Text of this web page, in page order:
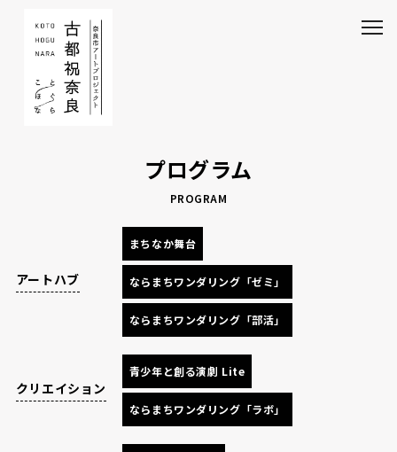
プログラム
PROGRAM
アートハブ
まちなか舞台
ならまちワンダリング「ゼミ」
ならまちワンダリング「部活」
クリエイション
青少年と創る演劇 Lite
ならまちワンダリング「ラボ」